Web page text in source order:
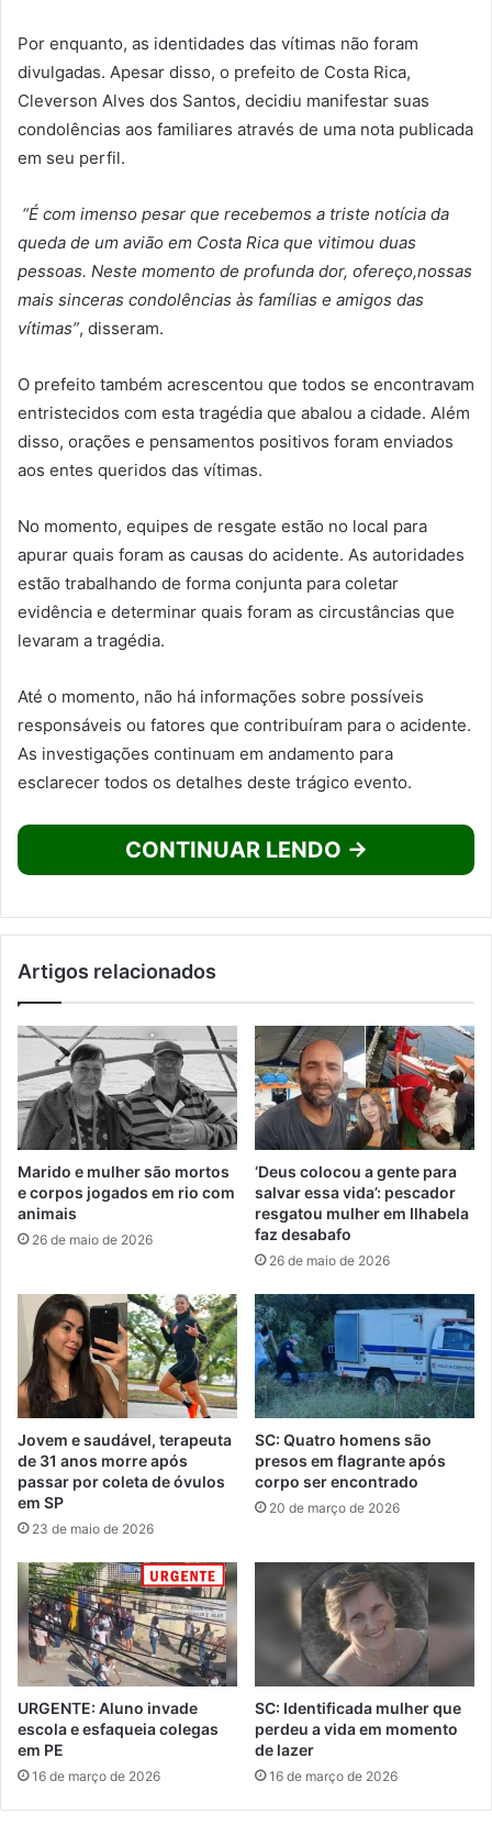
Por enquanto, as identidades das vítimas não foram
divulgadas. Apesar disso, o prefeito de Costa Rica,
Cleverson Alves dos Santos, decidiu manifestar suas
condolências aos familiares através de uma nota publicada
em seu perfil.
“É com imenso pesar que recebemos a triste notícia da
queda de um avião em Costa Rica que vitimou duas
pessoas. Neste momento de profunda dor, ofereço,nossas
mais sinceras condolências às famílias e amigos das
vítimas”, disseram.
O prefeito também acrescentou que todos se encontravam
entristecidos com esta tragédia que abalou a cidade. Além
disso, orações e pensamentos positivos foram enviados
aos entes queridos das vítimas.
No momento, equipes de resgate estão no local para
apurar quais foram as causas do acidente. As autoridades
estão trabalhando de forma conjunta para coletar
evidência e determinar quais foram as circustâncias que
levaram a tragédia.
Até o momento, não há informações sobre possíveis
responsáveis ou fatores que contribuíram para o acidente.
As investigações continuam em andamento para
esclarecer todos os detalhes deste trágico evento.
CONTINUAR LENDO →
Artigos relacionados
Marido e mulher são mortos
e corpos jogados em rio com
animais
26 de maio de 2026
‘Deus colocou a gente para
salvar essa vida’: pescador
resgatou mulher em Ilhabela
faz desabafo
26 de maio de 2026
Jovem e saudável, terapeuta
de 31 anos morre após
passar por coleta de óvulos
em SP
23 de maio de 2026
SC: Quatro homens são
presos em flagrante após
corpo ser encontrado
20 de março de 2026
URGENTE: Aluno invade
escola e esfaqueia colegas
em PE
16 de março de 2026
SC: Identificada mulher que
perdeu a vida em momento
de lazer
16 de março de 2026